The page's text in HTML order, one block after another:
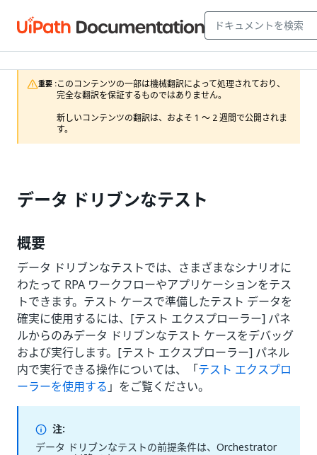
重要 :このコンテンツの一部は機械翻訳によって処理されており、
完全な翻訳を保証するものではありません。
新しいコンテンツの翻訳は、およそ 1 ～ 2 週間で公開されま
す。
データ ドリブンなテスト
概要
データ ドリブンなテストでは、さまざまなシナリオに
わたって RPA ワークフローやアプリケーションをテス
トできます。テスト ケースで準備したテスト データを
確実に使用するには、[テスト エクスプローラー] パネ
ルからのみデータ ドリブンなテスト ケースをデバッグ
および実行します。[テスト エクスプローラー] パネル
内で実行できる操作については、「テスト エクスプロ
ーラーを使用する 」をご覧ください。
注:
データ ドリブンなテストの前提条件は、Orchestrator